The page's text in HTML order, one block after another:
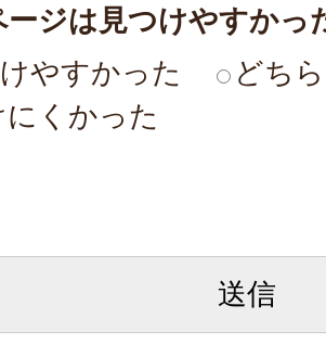
ージは見つけやすかっ
やすかった
どち
にくかった